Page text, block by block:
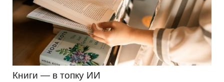
Книги — в топку ИИ